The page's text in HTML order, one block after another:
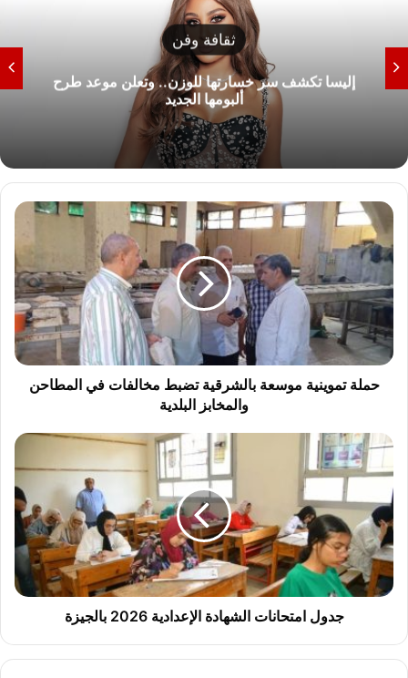
ثقافة وفن
إليسا تكشف سر خسارتها للوزن.. وتعلن موعد طرح
ألبومها الجديد
ح
م
ل
ة
ت
م
و
ي
ن
و
س
ع
ة
ب
ا
ل
ش
ر
ة
حملة تموينية موسعة بالشرقية تضبط مخالفات في المطاحن
والمخابز البلدية
ج
و
ل
ا
م
ت
ح
ا
جدول امتحانات الشهادة الإعدادية 2026 بالجيزة